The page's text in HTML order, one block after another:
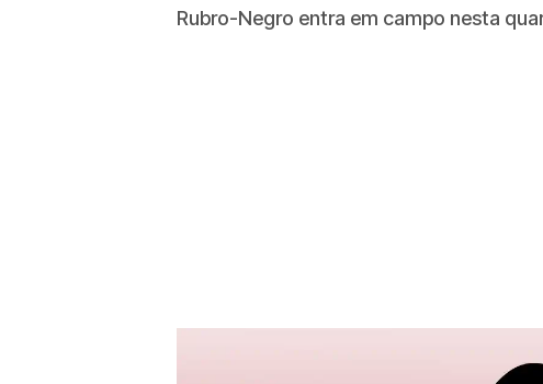
Rubro-Negro entra em campo nesta